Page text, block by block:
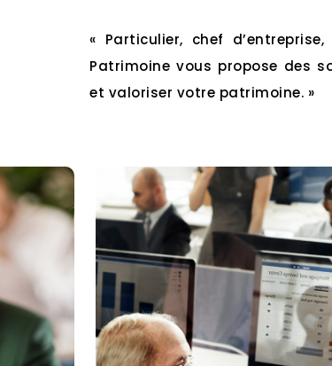
« Particulier, chef
Patrimoine vous propose des
et valoriser votre patrimoine. »